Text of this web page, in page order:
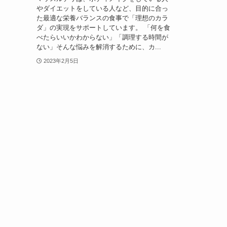
やダイエットをしている人など、目的に合っ
た最適な栄養バランスの食事で「理想のカラ
ダ」の実現をサポートしています。 「何を食
べたらいいかわからない」「調理する時間が
ない」そんな悩みを解消するために、カ...
2023年2月5日